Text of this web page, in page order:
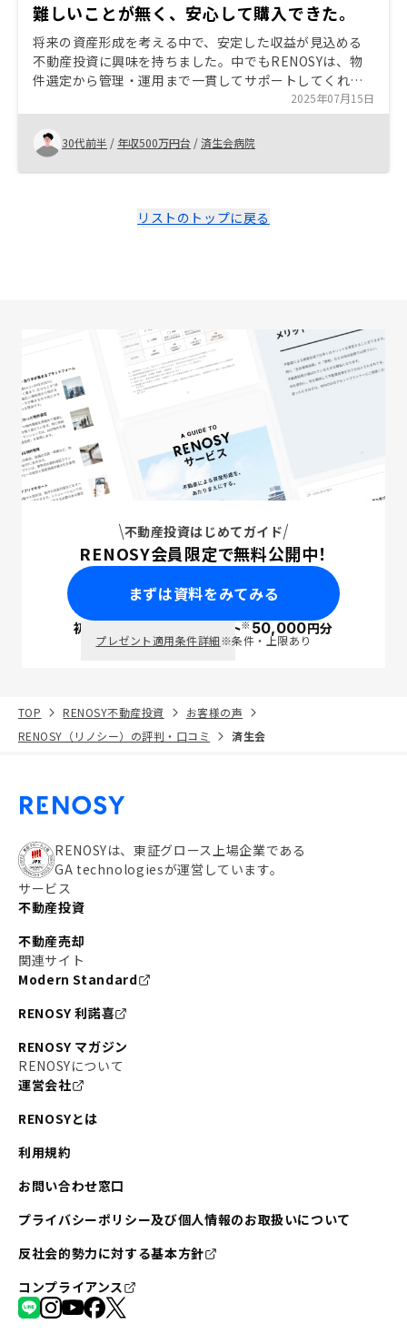
難しいことが無く、安心して購入できた。
将来の資産形成を考える中で、安定した収益が見込める
不動産投資に興味を持ちました。中でもRENOSYは、物
件選定から管理・運用まで一貫してサポートしてくれる
体制が整っており、初めてでも安心して購入を決めるこ
とができました。特にアプリやサポートの使いやすさが
魅力で、忙しい方にもぴったりだと思います。投資初心
者の方には特におすすめです。
2025年07月15日
30代前半 / 年収500万円台 /済生会病院
リストのトップに戻る
不動産投資はじめてガイド
RENOSY会員限定で無料公開中！
まずは資料をみてみる
初回面談で ポイント※50,000円分
プレゼント適用条件詳細※条件・上限あり
TOP RENOSY不動産投資
お客様の声
RENOSY（リノシー）の評判・口コミ
済生会
RENOSYは、東証グロース上場企業である
GA technologiesが運営しています。
サービス
不動産投資
不動産売却
関連サイト
Modern Standard
RENOSY 利諾喜
RENOSY マガジン
RENOSYについて
運営会社
RENOSYとは
利用規約
お問い合わせ窓口
プライバシーポリシー及び個人情報のお取扱いについて
反社会的勢力に対する基本方針
コンプライアンス